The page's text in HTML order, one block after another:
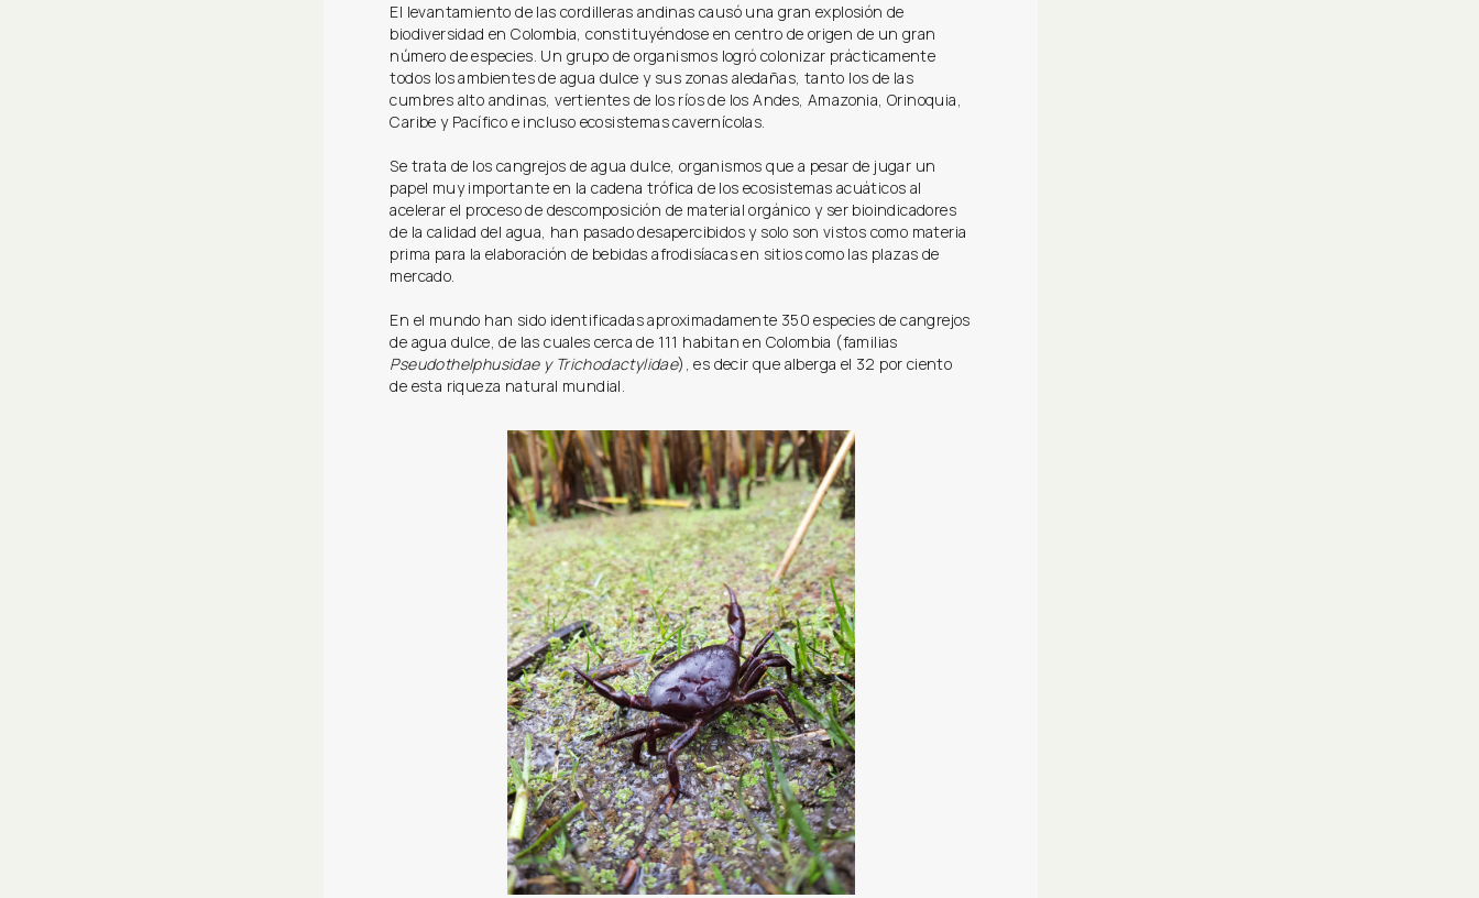
El levantamiento de las cordilleras andinas causó una gran explosión de
biodiversidad en Colombia, constituyéndose en centro de origen de un gran
número de especies. Un grupo de organismos logró colonizar prácticamente
todos los ambientes de agua dulce y sus zonas aledañas, tanto los de las
cumbres alto andinas, vertientes de los ríos de los Andes, Amazonia, Orinoquia,
Caribe y Pacífico e incluso ecosistemas cavernícolas.
Se trata de los cangrejos de agua dulce, organismos que a pesar de jugar un
papel muy importante en la cadena trófica de los ecosistemas acuáticos al
acelerar el proceso de descomposición de material orgánico y ser bioindicadores
de la calidad del agua, han pasado desapercibidos y solo son vistos como materia
prima para la elaboración de bebidas afrodisíacas en sitios como las plazas de
mercado.
En el mundo han sido identificadas aproximadamente 350 especies de cangrejos
de agua dulce, de las cuales cerca de 111 habitan en Colombia (familias
Pseudothelphusidae y Trichodactylidae), es decir que alberga el 32 por ciento
de esta riqueza natural mundial.